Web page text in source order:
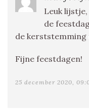
Leuk
de
de kerststemming
Fijne feestdagen!
25 december 2020,